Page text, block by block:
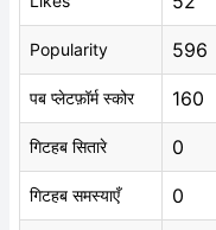
Popularity 596
पब प्लेटफ़ॉर्म स्कोर 160
गिटहब सितारे 0
गिटहब समस्याएँ 0